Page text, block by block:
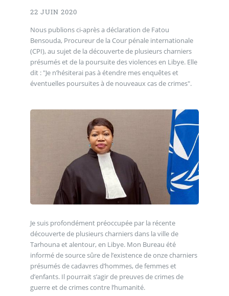
22 JUIN 2020
Nous publions ci-après a déclaration de Fatou
Bensouda, Procureur de la Cour pénale internationale
(CPI), au sujet de la découverte de plusieurs charniers
présumés et de la poursuite des violences en Libye. Elle
dit : "Je n’hésiterai pas à étendre mes enquêtes et
éventuelles poursuites à de nouveaux cas de crimes".
Je suis profondément préoccupée par la récente
découverte de plusieurs charniers dans la ville de
Tarhouna et alentour, en Libye. Mon Bureau été
informé de source sûre de l’existence de onze charniers
présumés de cadavres d’hommes, de femmes et
d’enfants. Il pourrait s’agir de preuves de crimes de
guerre et de crimes contre l’humanité.